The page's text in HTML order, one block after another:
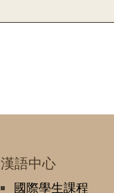
漢語中心
國際學生課程